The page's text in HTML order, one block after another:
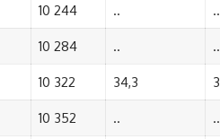
10 244 .. ..
10 284 .. ..
10 322 34,3
10 352 .. ..